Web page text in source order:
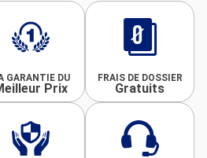
GARANTIE DU
Prix
FRAIS DE DOSSIER
Gratuits